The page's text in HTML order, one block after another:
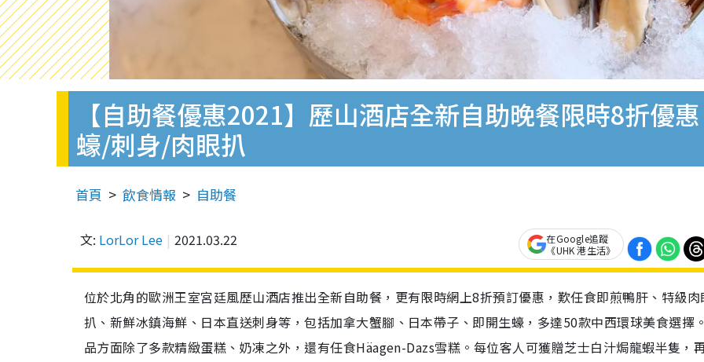
【自助餐優惠2021】歷山酒店全新自助晚餐限時8折優
蠔/刺身/肉眼扒
首頁 飲食情報 自助餐
文: LorLor Lee 2021.03.22
在Google追蹤
《UHK 港生活》
位於北角的歐洲王室宮廷風歷山酒店推出全新自助餐，更有限時網上8折預訂優惠，歎任食即煎鴨肝、特級肉
扒、新鮮冰鎮海鮮、日本直送刺身等，包括加拿大蟹腳、日本帶子、即開生蠔，多達50款中西環球美食選擇
品方面除了多款精緻蛋糕、奶凍之外，還有任食Häagen-Dazs雪糕。每位客人可獲贈芝士白汁焗龍蝦半隻，